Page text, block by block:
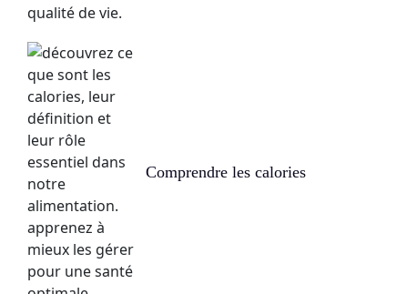
Comprendre les calories